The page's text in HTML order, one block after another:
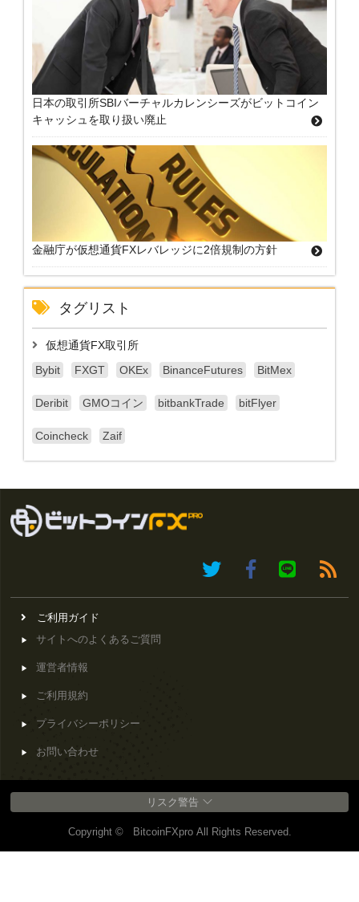
日本の取引所SBIバーチャルカレンシーズがビットコイン
キャッシュを取り扱い廃止
金融庁が仮想通貨FXレバレッジに2倍規制の方針
タグリスト
仮想通貨FX取引所
Bybit
FXGT OKEx BinanceFutures BitMex
Deribit GMOコイン bitbankTrade bitFlyer
Coincheck Zaif
ご利用ガイド
サイトへのよくあるご質問
運営者情報
ご利用規約
プライバシーポリシー
お問い合わせ
リスク警告
Copyright © BitcoinFXpro All Rights Reserved.